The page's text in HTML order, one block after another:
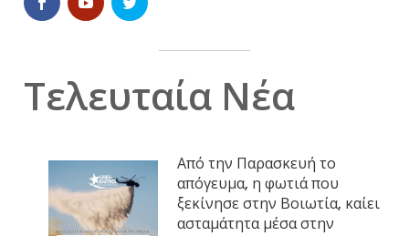
Τελευταία Νέα
Από την Παρασκευή το
απόγευμα, η φωτιά που
ξεκίνησε στην Βοιωτία, καίει
ασταμάτητα μέσα στην